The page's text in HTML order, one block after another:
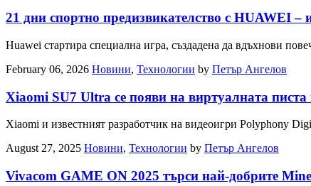
21 дни спортно предизвикателство с HUAWEI
Huawei стартира специална игра, създадена да вдъхнови
February 06, 2026 Новини, Технологии by Петър Ангелов
Xiaomi SU7 Ultra се появи на виртуалната
Xiaomi и известният разработчик на видеоигри Polyphony
August 27, 2025 Новини, Технологии by Петър Ангелов
Vivacom GAME ON 2025 търси най-добрите